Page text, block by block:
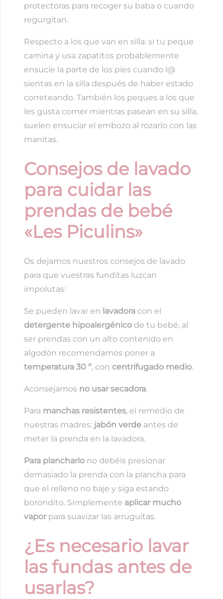
protectoras para recoger su baba o cuando
regurgitan.
Respecto a los que van en silla: si tu peque
camina y usa zapatitos probablemente
ensucie la parte de los pies cuando l@
sientas en la silla después de haber estado
correteando. También los peques a los que
les gusta comer mientras pasean en su silla,
suelen ensuciar el embozo al rozarlo con las
manitas.
Consejos de lavado
para cuidar las
prendas de bebé
«Les Piculins»
Os dejamos nuestros consejos de lavado
para que vuestras funditas luzcan
impolutas:
Se pueden lavar en lavadora con el
detergente hipoalergénico de tu bebé, al
ser prendas con un alto contenido en
algodón recomendamos poner a
temperatura 30 º, con centrifugado medio.
Aconsejamos no usar secadora.
Para manchas resistentes, el remedio de
nuestras madres: jabón verde antes de
meter la prenda en la lavadora.
Para plancharlo no debéis presionar
demasiado la prenda con la plancha para
que el relleno no baje y siga estando
borondito. Simplemente aplicar mucho
vaporpara suavizar las arruguitas.
¿Es necesario lavar
las fundas antes de
usarlas?